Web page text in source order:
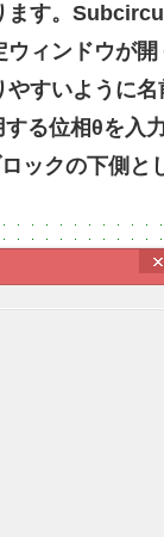
ます。
ィンドウが
やすいように
る位相θを入
ックの下側と